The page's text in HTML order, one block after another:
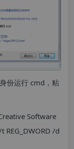
份运行 cmd，粘
Software
/d